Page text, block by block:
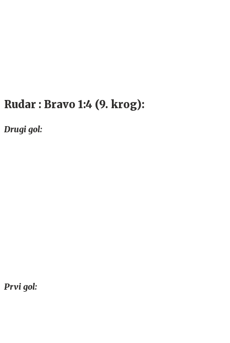
Rudar : Bravo 1:4 (9. krog):
Drugi gol:
Prvi gol: